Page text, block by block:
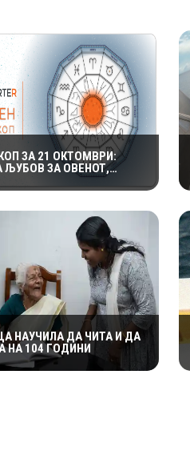
ЗА 21 ОКТОМВРИ:
ЉУБОВ ЗА ОВЕНОТ,
ГИ ОЧЕКУВААТ
НАСТАНИ
НАУЧИЛА ДА ЧИТА И ДА
НА 104 ГОДИНИ